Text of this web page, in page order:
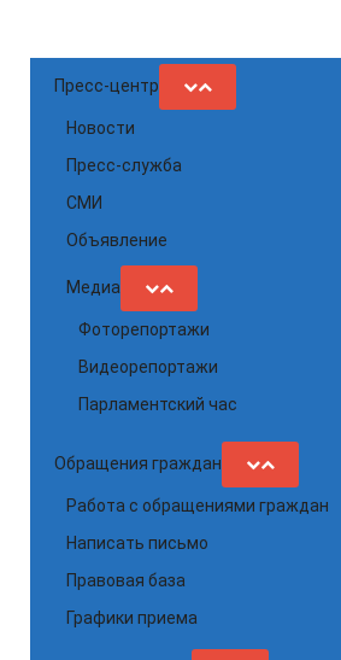
Пресс-центр
Новости
Пресс-служба
СМИ
Объявление
Медиа
Фоторепортажи
Видеорепортажи
Парламентский час
Обращения граждан
Работа с обращениями граждан
Написать письмо
Правовая база
Графики приема